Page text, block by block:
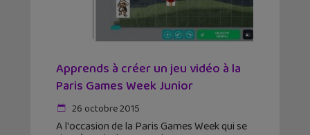
Apprends à créer un jeu vidéo à la
Paris Games Week Junior
26 octobre 2015
A l'occasion de la Paris Games Week qui se